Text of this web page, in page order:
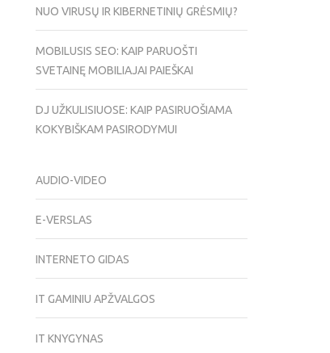
NUO VIRUSŲ IR KIBERNETINIŲ GRĖSMIŲ?
MOBILUSIS SEO: KAIP PARUOŠTI
SVETAINĘ MOBILIAJAI PAIEŠKAI
DJ UŽKULISIUOSE: KAIP PASIRUOŠIAMA
KOKYBIŠKAM PASIRODYMUI
AUDIO-VIDEO
E-VERSLAS
INTERNETO GIDAS
IT GAMINIU APŽVALGOS
IT KNYGYNAS